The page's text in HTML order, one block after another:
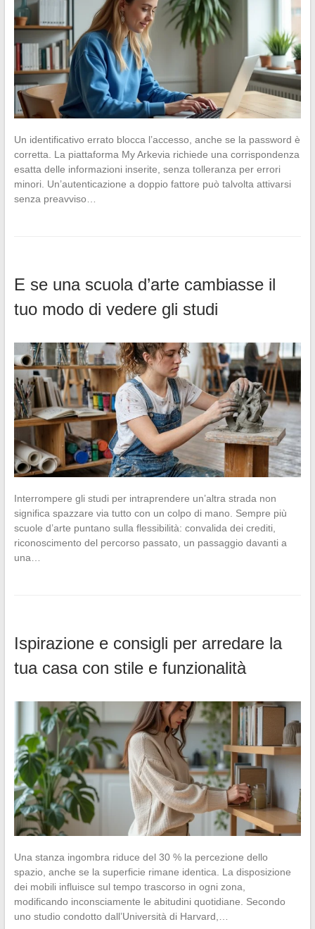
Un identificativo errato blocca l’accesso, anche se la password è
corretta. La piattaforma My Arkevia richiede una corrispondenza
esatta delle informazioni inserite, senza tolleranza per errori
minori. Un’autenticazione a doppio fattore può talvolta attivarsi
senza preavviso…
E se una scuola d’arte cambiasse il
tuo modo di vedere gli studi
Interrompere gli studi per intraprendere un’altra strada non
significa spazzare via tutto con un colpo di mano. Sempre più
scuole d’arte puntano sulla flessibilità: convalida dei crediti,
riconoscimento del percorso passato, un passaggio davanti a
una…
Ispirazione e consigli per arredare la
tua casa con stile e funzionalità
Una stanza ingombra riduce del 30 % la percezione dello
spazio, anche se la superficie rimane identica. La disposizione
dei mobili influisce sul tempo trascorso in ogni zona,
modificando inconsciamente le abitudini quotidiane. Secondo
uno studio condotto dall’Università di Harvard,…